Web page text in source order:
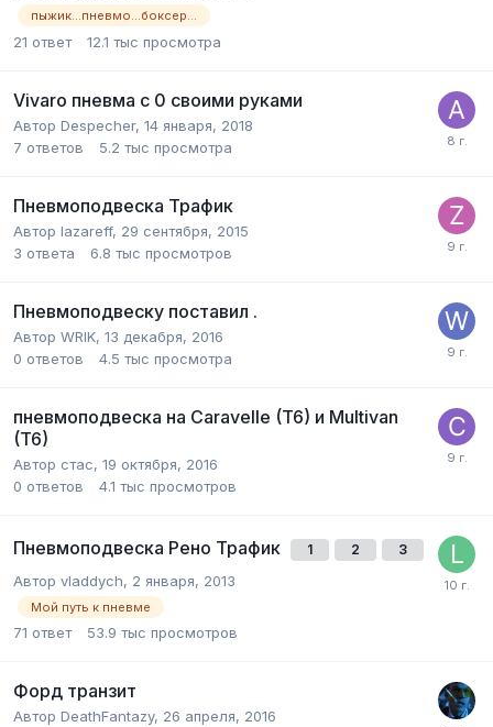
пыжик...пневмо...боксер...
21 ответ 12.1 тыс просмотра
Vivaro пневма с 0 своими руками
Автор Despecher, 14 января, 2018
7 ответов 5.2 тыс просмотра
Пневмоподвеска Трафик
Автор lazareff, 29 сентября, 2015
3 ответа 6.8 тыс просмотров
Пневмоподвеску поставил .
Автор WRIK, 13 декабря, 2016
0 ответов 4.5 тыс просмотра
пневмоподвеска на Caravelle (T6) и Multivan
(T6)
Автор стас, 19 октября, 2016
0 ответов 4.1 тыс просмотров
Пневмоподвеска Рено Трафик 1 2 3
Автор vladdych, 2 января, 2013
Мой путь к пневме
71 ответ 53.9 тыс просмотров
Форд транзит
Автор DeathFantazy, 26 апреля, 2016